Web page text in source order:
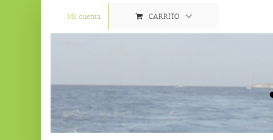
Mi cuenta CARRITO